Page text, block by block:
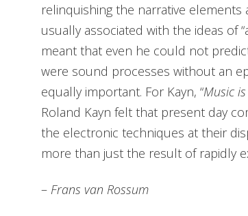
relinquishing the narrative
usually associated with the ideas of
meant that even he could not
were sound processes without an
equally important. For Kayn, “Music
Roland Kayn felt that present day
the electronic techniques at their
more than just the result of rapidly
– Frans van Rossum